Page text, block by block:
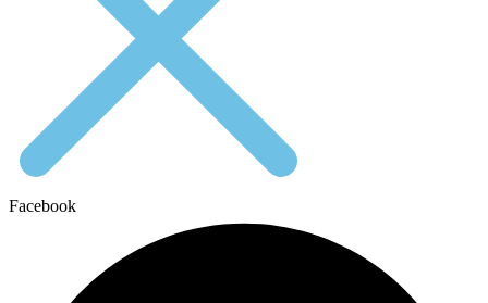
Facebook